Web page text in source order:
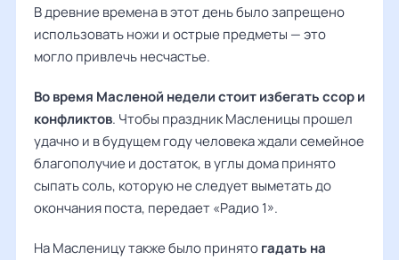
В древние времена в этот день было запрещено
использовать ножи и острые предметы — это
могло привлечь несчастье.
Во время Масленой недели стоит избегать ссор и
конфликтов. Чтобы праздник Масленицы прошел
удачно и в будущем году человека ждали семейное
благополучие и достаток, в углы дома принято
сыпать соль, которую не следует выметать до
окончания поста, передает «Радио 1».
На Масленицу также было принятогадать на